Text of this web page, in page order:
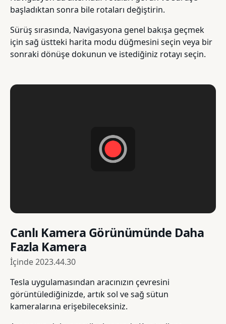
başladıktan sonra bile rotaları değiştirin.
Sürüş sırasında, Navigasyona genel bakışa geçmek
için sağ üstteki harita modu düğmesini seçin veya bir
sonraki dönüşe dokunun ve istediğiniz rotayı seçin.
Canlı Kamera Görünümünde Daha
Fazla Kamera
İçinde2023.44.30
Tesla uygulamasından aracınızın çevresini
görüntülediğinizde, artık sol ve sağ sütun
kameralarına erişebileceksiniz.